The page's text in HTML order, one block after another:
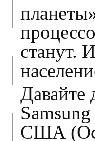
станут.
Давайте
США